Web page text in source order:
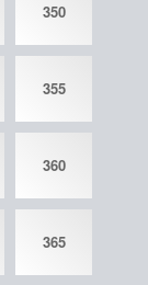
350
355
360
365